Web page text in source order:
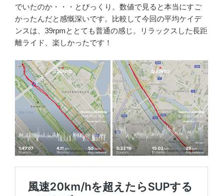
でいたのか・・・とびっくり。数値で見ると本当にすご
かったんだと感慨深いです。比較して今回の平均ケイデ
ンスは、39rpmととても普通の感じ。リラックスした長距
離ライド、楽しかったです！